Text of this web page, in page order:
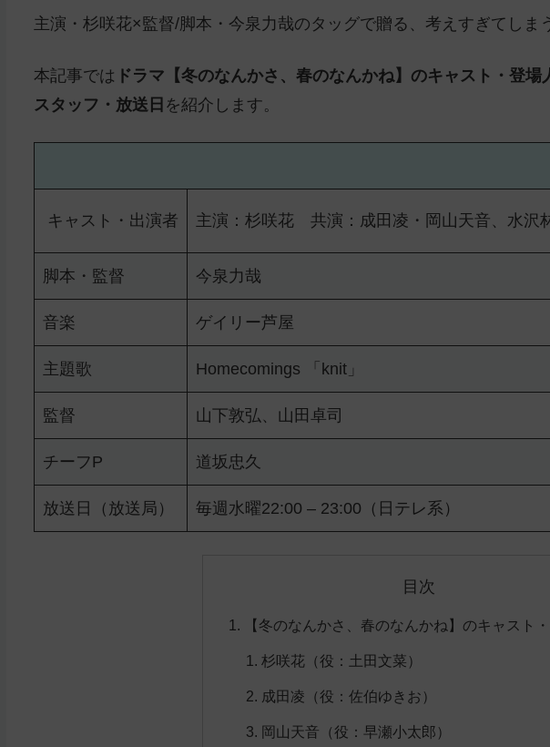
主演・杉咲花×監督/脚本・今泉力哉のタッグで贈る、考えすぎてしま
本記事では ドラマ【冬のなんかさ、春のなんかね】のキャスト・登場
スタッフ・放送日 を紹介します。
キャスト・出演者 主演：杉咲花 共演：成田凌・岡⼭天⾳、⽔沢
脚本・監督 今泉力哉
音楽 ゲイリー芦屋
主題歌 Homecomings 「knit」
監督 山下敦弘、山田卓司
チーフP 道坂忠久
放送日（放送局） 毎週水曜22:00 – 23:00（日テレ系）
目次
【冬のなんかさ、春のなんかね】のキャスト
杉咲花（役：⼟⽥⽂菜）
成田凌（役：佐伯ゆきお）
岡山天音（役：早瀬小太郎）